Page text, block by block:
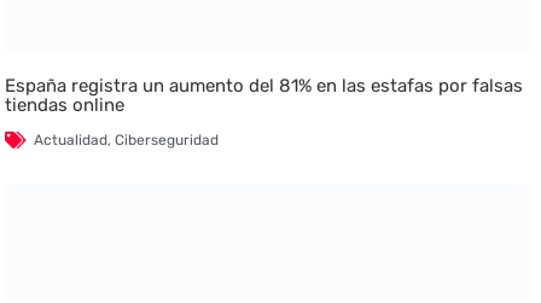
España registra un aumento del 81% en las estafas por falsas
tiendas online
Actualidad,Ciberseguridad